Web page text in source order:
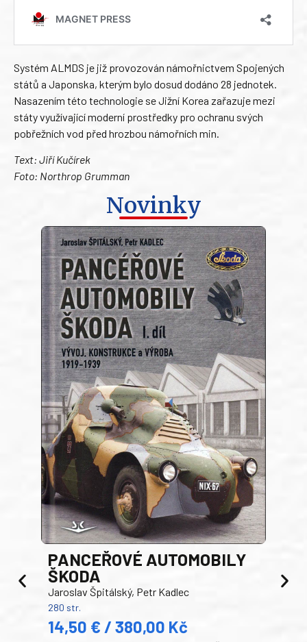
Systém ALMDS je již provozován námořnictvem Spojených
států a Japonska, kterým bylo dosud dodáno 28 jednotek.
Nasazením této technologie se Jižní Korea zařazuje mezi
státy využívající moderní prostředky pro ochranu svých
pobřežních vod před hrozbou námořních min.
Text: Jiří Kučírek
Foto: Northrop Grumman
Novinky
PANCEŘOVÉ AUTOMOBILY
ŠKODA
Jaroslav Špitálský, Petr Kadlec
280 str.
14,50 € / 380,00 Kč